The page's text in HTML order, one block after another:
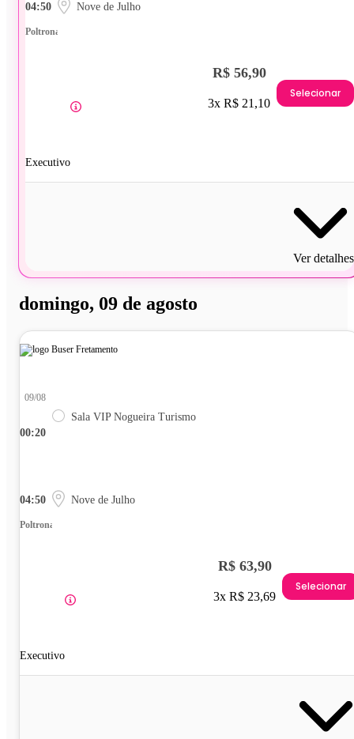
04:50 Nove de Julho
Poltrona
Executivo
R$ 56,90
3x R$ 21,10
Selecionar
Ver detalhes
domingo, 09 de agosto
00:20
09/08
Sala VIP Nogueira Turismo
04:50 Nove de Julho
Poltrona
Executivo
R$ 63,90
3x R$ 23,69
Selecionar